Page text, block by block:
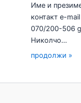
Име и
контакт e-
070/200-506
Николчо…
продолжи »